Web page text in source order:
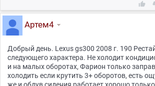

Артем4
Добрый день. Lexus gs300 2008 г. 190
следующего характера. Не холодит
и на малых оборотах, Фарион только
холодить если крутить 3+ оборотов, есть